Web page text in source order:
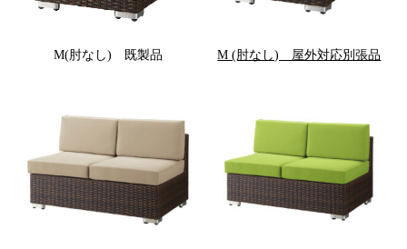
M(肘なし) 既製品 M (肘なし) 屋外対応別張品